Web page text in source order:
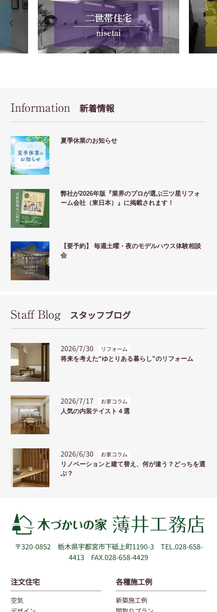
Information 新着情報
夏季休業のお知らせ
弊社が2026年版『業界のプロが選ぶ三ツ星リフォ
ーム会社（東日本）』に掲載されます！
【要予約】 毎週土曜・夜のモデルハウス体験相談
会
Staff Blog スタッフブログ
2026/7/30 リフォーム
将来を考えた“ゆとりある暮らし”のリフォーム
2026/7/17 お家コラム
人気の内装テイスト４選
2026/6/30 お家コラム
リノベーションと建て替え、何が違う？どっちを選
ぶ？
〒320-0852 栃木県宇都宮市下砥上町1190-3
TEL.028-658-
4413 FAX.028-658-4429
注文住宅
空気
各種施工例
新築施工例